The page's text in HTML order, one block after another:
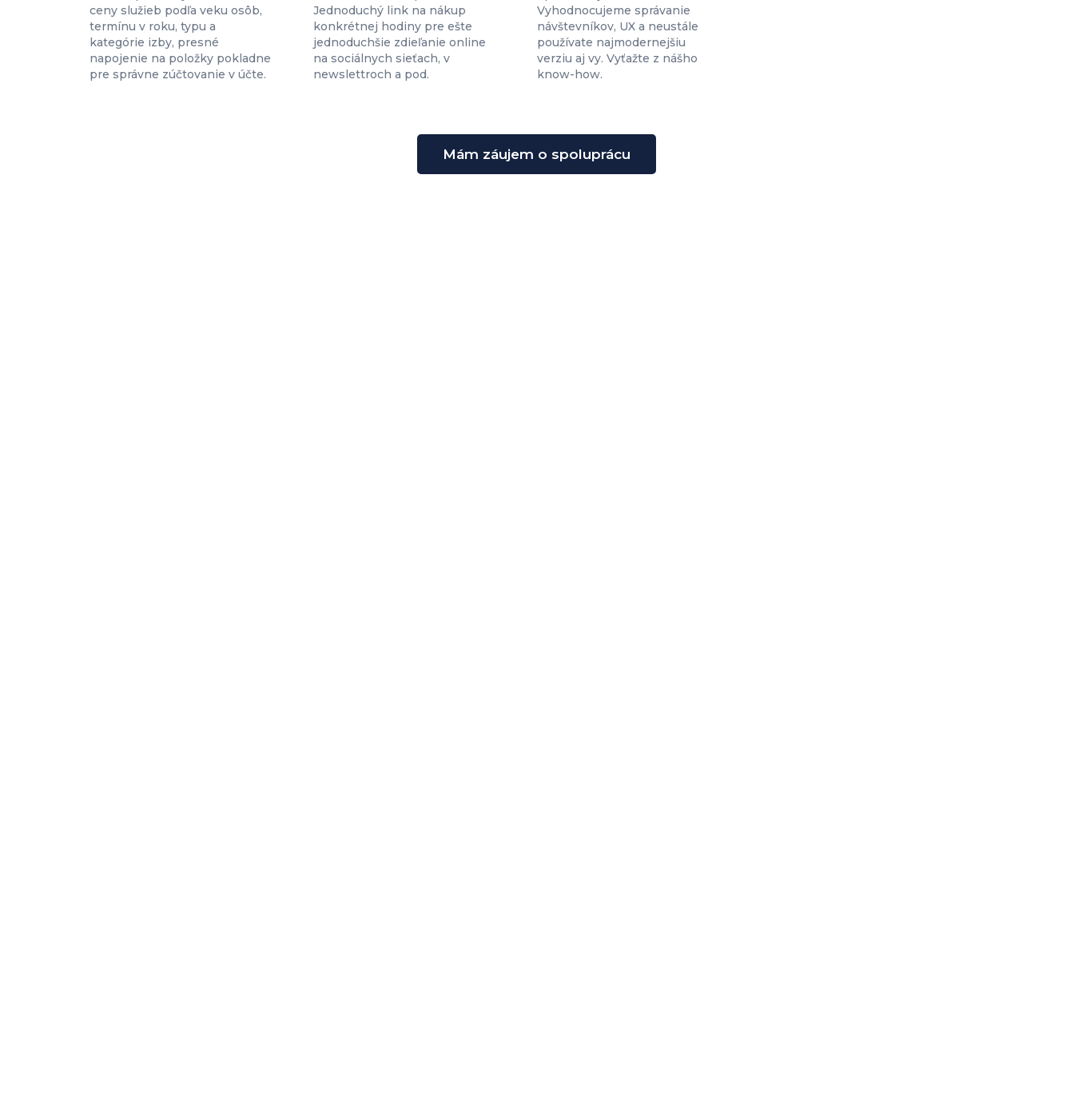
ceny služieb podľa veku osôb,
termínu v roku, typu a
kategórie izby, presné
napojenie na položky pokladne
pre správne zúčtovanie v účte.
Jednoduchý link na nákup
konkrétnej hodiny pre ešte
jednoduchšie zdieľanie online
na sociálnych sieťach, v
newslettroch a pod.
Vyhodnocujeme správanie
návštevníkov, UX a neustále
používate najmodernejšiu
verziu aj vy. Vyťažte z nášho
know-how.
Mám záujem o spoluprácu